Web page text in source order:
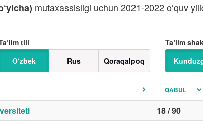
mutaxassisligi uchun 2021-2022 o‘quv
Taʼlim
tili
O‘zbek
Rus Qoraqalpoq
QABUL
18 / 90